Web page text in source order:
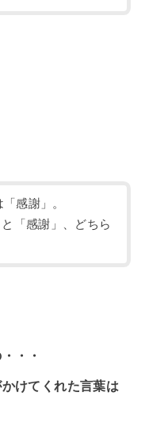
感謝」。
「感謝」、どちら
・・
けてくれた言葉は